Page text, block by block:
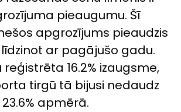
pieaugumu. Šī
apgrozījums pieaudzis
ar pagājušo gadu.
16.2% izaugsme,
tirgū tā bijusi nedaudz
apmērā.